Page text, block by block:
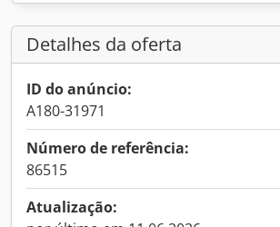
Detalhes da oferta
ID do anúncio:
A180-31971
Número de referência:
86515
Atualização: